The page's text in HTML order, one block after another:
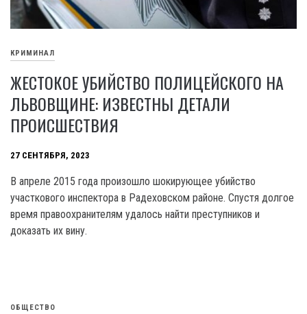
КРИМИНАЛ
ЖЕСТОКОЕ УБИЙСТВО ПОЛИЦЕЙСКОГО НА
ЛЬВОВЩИНЕ: ИЗВЕСТНЫ ДЕТАЛИ
ПРОИСШЕСТВИЯ
27 СЕНТЯБРЯ, 2023
В апреле 2015 года произошло шокирующее убийство
участкового инспектора в Радеховском районе. Спустя долгое
время правоохранителям удалось найти преступников и
доказать их вину.
ОБЩЕСТВО